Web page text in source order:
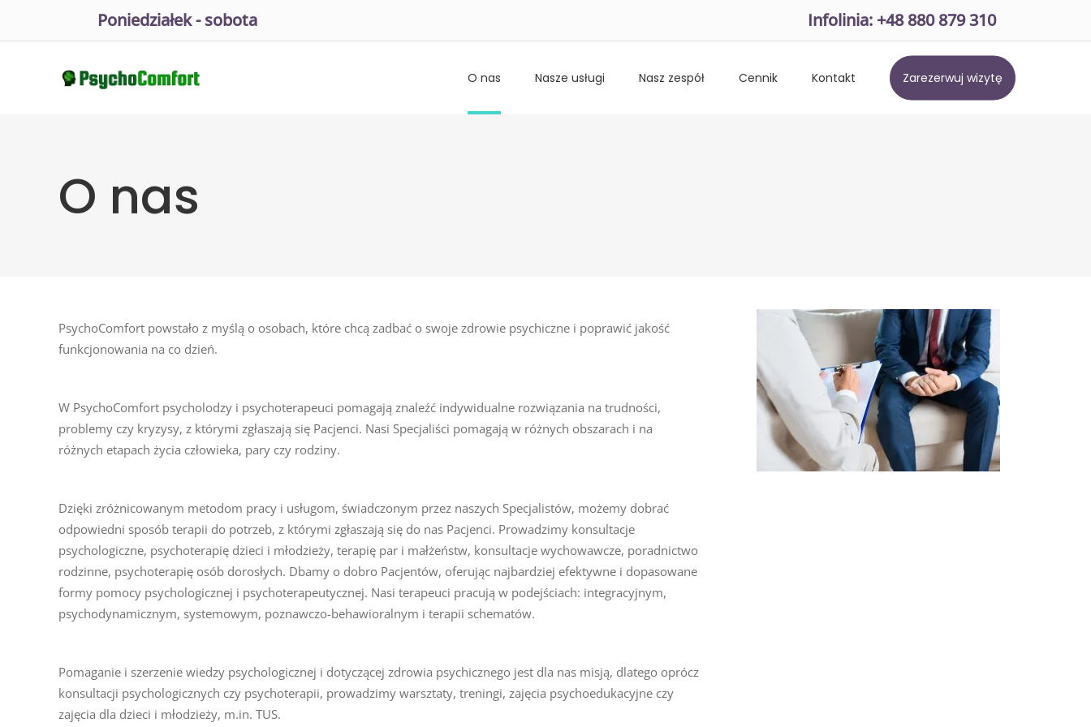
Poniedziałek - sobota Infolinia: +48 880 879 310
O nas Nasze usługi Nasz zespół Cennik Kontakt Zarezerwuj wizytę
O nas
PsychoComfort powstało z myślą o osobach, które chcą zadbać o swoje zdrowie psychiczne i poprawić jakość
funkcjonowania na co dzień.
W PsychoComfort psycholodzy i psychoterapeuci pomagają znaleźć indywidualne rozwiązania na trudności,
problemy czy kryzysy, z którymi zgłaszają się Pacjenci. Nasi Specjaliści pomagają w różnych obszarach i na
różnych etapach życia człowieka, pary czy rodziny.
Dzięki zróżnicowanym metodom pracy i usługom, świadczonym przez naszych Specjalistów, możemy dobrać
odpowiedni sposób terapii do potrzeb, z którymi zgłaszają się do nas Pacjenci. Prowadzimy konsultacje
psychologiczne, psychoterapię dzieci i młodzieży, terapię par i małżeństw, konsultacje wychowawcze, poradnictwo
rodzinne, psychoterapię osób dorosłych. Dbamy o dobro Pacjentów, oferując najbardziej efektywne i dopasowane
formy pomocy psychologicznej i psychoterapeutycznej. Nasi terapeuci pracują w podejściach: integracyjnym,
psychodynamicznym, systemowym, poznawczo-behawioralnym i terapii schematów.
Pomaganie i szerzenie wiedzy psychologicznej i dotyczącej zdrowia psychicznego jest dla nas misją, dlatego oprócz
konsultacji psychologicznych czy psychoterapii, prowadzimy warsztaty, treningi, zajęcia psychoedukacyjne czy
zajęcia dla dzieci i młodzieży, m.in. TUS.